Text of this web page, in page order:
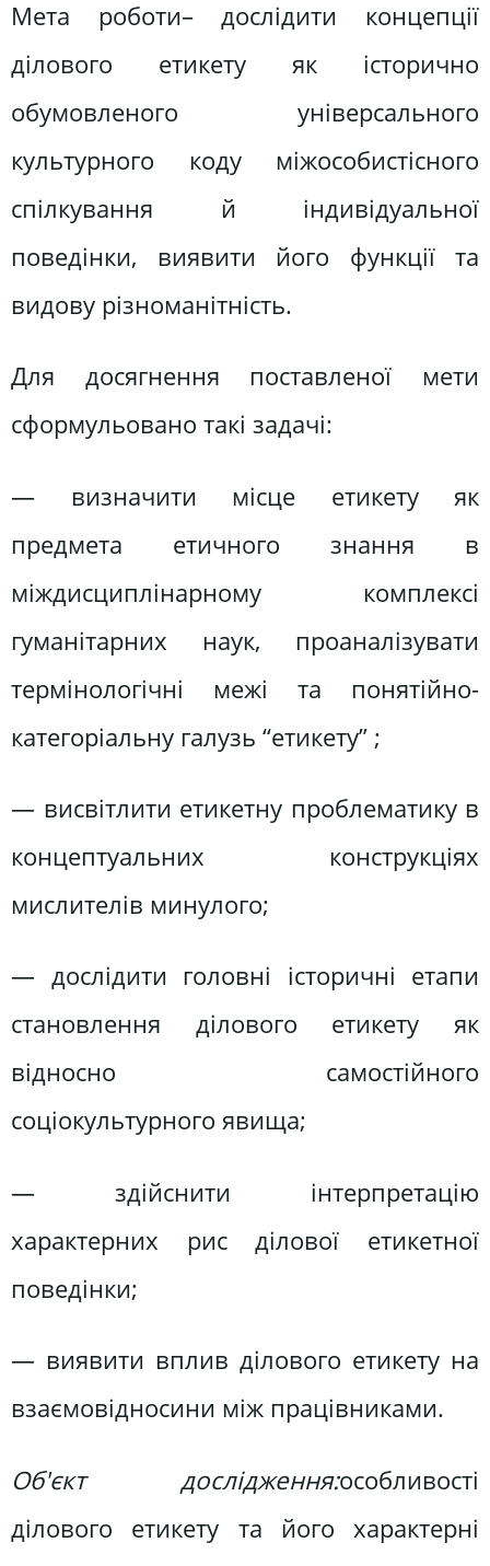
Мета роботи– дослідити концепції
ділового етикету як історично
обумовленого універсального
культурного коду міжособистісного
спілкування й індивідуальної
поведінки, виявити його функції та
видову різноманітність.
Для досягнення поставленої мети
сформульовано такі задачі:
— визначити місце етикету як
предмета етичного знання в
міждисциплінарному комплексі
гуманітарних наук, проаналізувати
термінологічні межі та понятійно-
категоріальну галузь “етикету” ;
— висвітлити етикетну проблематику в
концептуальних конструкціях
мислителів минулого;
— дослідити головні історичні етапи
становлення ділового етикету як
відносно самостійного
соціокультурного явища;
— здійснити інтерпретацію
характерних рис ділової етикетної
поведінки;
— виявити вплив ділового етикету на
взаємовідносини між працівниками.
Об'єкт дослідження:особливості
ділового етикету та його характерні